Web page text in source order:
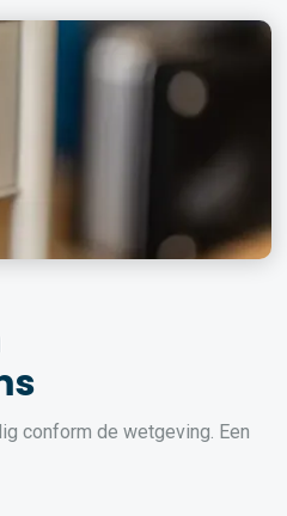
conform de wetgeving. Een